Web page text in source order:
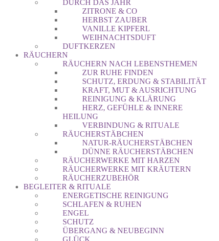
DURCH DAS JAHR
ZITRONE & CO
HERBST ZAUBER
VANILLE KIPFERL
WEIHNACHTSDUFT
DUFTKERZEN
RÄUCHERN
RÄUCHERN NACH LEBENSTHEMEN
ZUR RUHE FINDEN
SCHUTZ, ERDUNG & STABILITÄT
KRAFT, MUT & AUSRICHTUNG
REINIGUNG & KLÄRUNG
HERZ, GEFÜHLE & INNERE
HEILUNG
VERBINDUNG & RITUALE
RÄUCHERSTÄBCHEN
NATUR-RÄUCHERSTÄBCHEN
DÜNNE RÄUCHERSTÄBCHEN
RÄUCHERWERKE MIT HARZEN
RÄUCHERWERKE MIT KRÄUTERN
RÄUCHERZUBEHÖR
BEGLEITER & RITUALE
ENERGETISCHE REINIGUNG
SCHLAFEN & RUHEN
ENGEL
SCHUTZ
ÜBERGANG & NEUBEGINN
GLÜCK